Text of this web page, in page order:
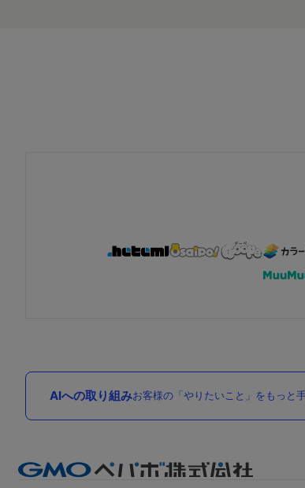
AIへの取り組みお客様の「やりたいこと」をもっと